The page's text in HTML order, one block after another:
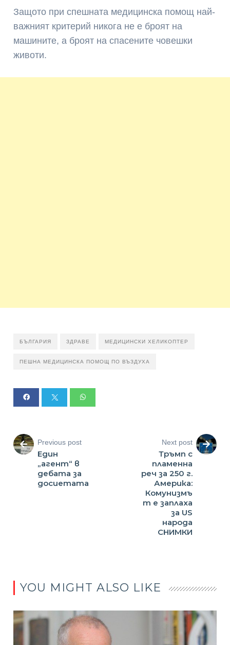
Защото при спешната медицинска помощ най-
важният критерий никога не е броят на
машините, а броят на спасените човешки
животи.
БЪЛГАРИЯ ЗДРАВЕ МЕДИЦИНСКИ ХЕЛИКОПТЕР
ПЕШНА МЕДИЦИНСКА ПОМОЩ ПО ВЪЗДУХА
Previous post
Един
„агент“ в
дебата за
досиетата
Next post
Тръмп с
пламенна
реч за 250 г.
Америка:
Комунизмъ
т е заплаха
за US
народа
СНИМКИ
YOU MIGHT ALSO LIKE